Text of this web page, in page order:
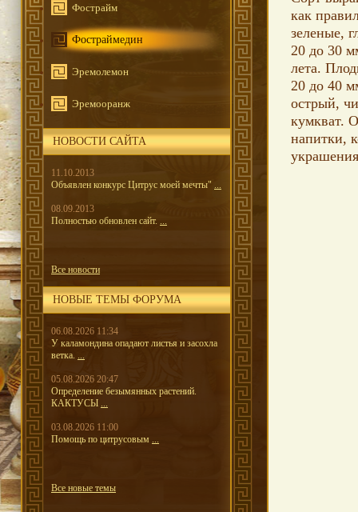
Фострайм
Фостраймедин
Эремолемон
Эремооранж
НОВОСТИ САЙТА
11.10.2013
Объявлен конкурс Цитрус моей мечты" ...
08.09.2013
Полностью обновлен сайт. ...
Все новости
НОВЫЕ ТЕМЫ ФОРУМА
06.08.2026 11:34
У каламондина опадают листья и засохла
ветка. ...
05.08.2026 20:47
Определение безымянных растений.
КАКТУСЫ ...
03.08.2026 11:00
Помощь по цитрусовым ...
Все новые темы
как
зеленые,
20 до 30
лета.
20 до 40
острый,
кумкват.
напитки,